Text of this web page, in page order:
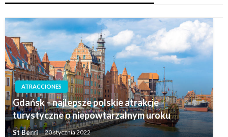
ATRACCIONES
Gdańsk – najlepsze polskie atrakcje
turystyczne o niepowtarzalnym uroku
St Berri 20 stycznia 2022